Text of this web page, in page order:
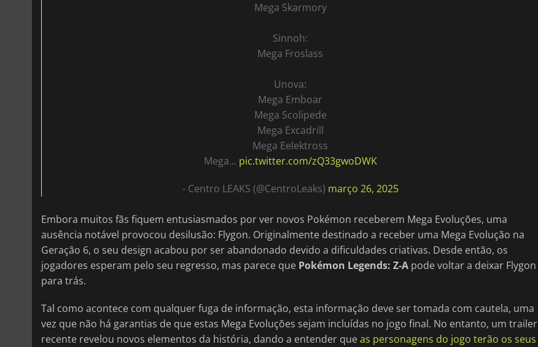
Mega Skarmory
Sinnoh:
Mega Froslass
Unova:
Mega Emboar
Mega Scolipede
Mega Excadrill
Mega Eelektross
Mega... pic.twitter.com/zQ33gwoDWK
- Centro LEAKS (@CentroLeaks) março 26, 2025
Embora muitos fãs fiquem entusiasmados por ver novos Pokémon receberem Mega Evoluções, uma
ausência notável provocou desilusão: Flygon. Originalmente destinado a receber uma Mega Evolução na
Geração 6, o seu design acabou por ser abandonado devido a dificuldades criativas. Desde então, os
jogadores esperam pelo seu regresso, mas parece que Pokémon Legends: Z-A pode voltar a deixar Flygon
para trás.
Tal como acontece com qualquer fuga de informação, esta informação deve ser tomada com cautela, uma
vez que não há garantias de que estas Mega Evoluções sejam incluídas no jogo final. No entanto, um trailer
recente revelou novos elementos da história, dando a entender queas personagens do jogo terão os seus